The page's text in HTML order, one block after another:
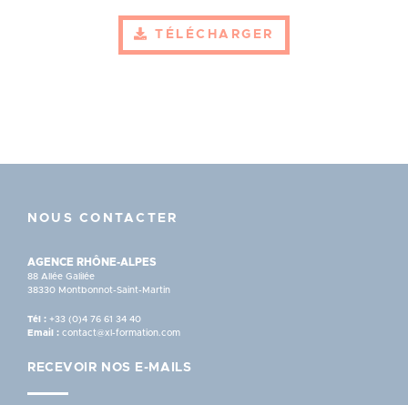
TÉLÉCHARGER
NOUS CONTACTER
AGENCE RHÔNE-ALPES
88 Allée Galilée
38330 Montbonnot-Saint-Martin
Tél : +33 (0)4 76 61 34 40
Email : contact@xl-formation.com
RECEVOIR NOS E-MAILS